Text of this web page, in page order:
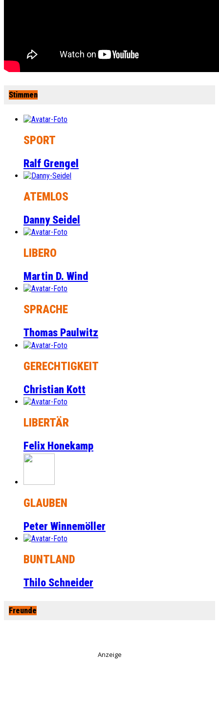
Stimmen
SPORT
Ralf Grengel
ATEMLOS
Danny Seidel
LIBERO
Martin D. Wind
SPRACHE
Thomas Paulwitz
GERECHTIGKEIT
Christian Kott
LIBERTÄR
Felix Honekamp
GLAUBEN
Peter Winnemöller
BUNTLAND
Thilo Schneider
Freunde
Anzeige